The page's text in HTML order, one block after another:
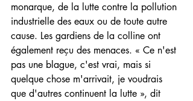
monarque, de la lutte contre la pollution
industrielle des eaux ou de toute autre
cause. Les gardiens de la colline ont
également reçu des menaces. « Ce n'est
pas une blague, c'est vrai, mais si
quelque chose m'arrivait, je voudrais
que d'autres continuent la lutte », dit